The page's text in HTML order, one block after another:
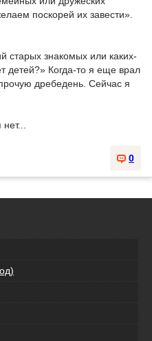
поскорей их завести».
старых знакомых или каких-
детей?» Когда-то я еще врал
дребедень. Сейчас я
0